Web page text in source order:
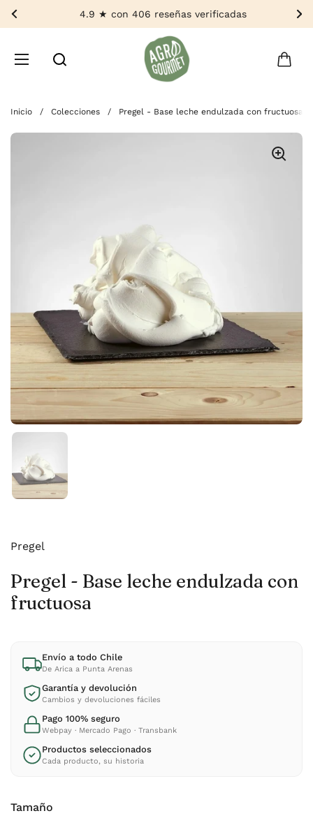
Anterior
4.9 ★ con 406 reseñas verificadas
Abrir menúBuscar por...
Inicio / Colecciones / Pregel - Base leche endulzada con fructuosa
Mostrar diapositiva 1
Pregel
Pregel - Base leche endulzada con
fructuosa
Envío a todo Chile
De Arica a Punta Arenas
Garantía y devolución
Cambios y devoluciones fáciles
Pago 100% seguro
Webpay · Mercado Pago · Transbank
Productos seleccionados
Cada producto, su historia
Tamaño